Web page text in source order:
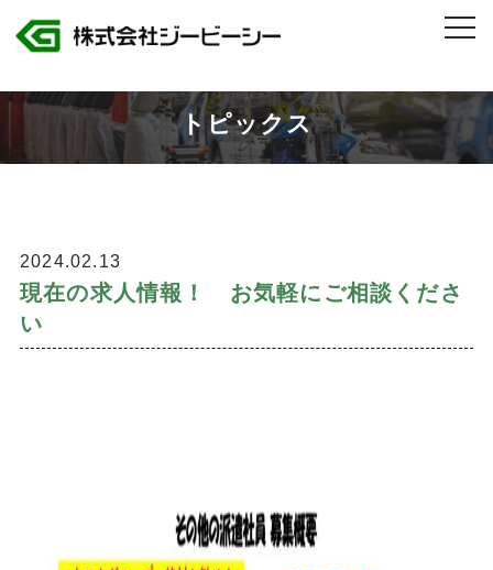
株式会社ジービーシー 岐阜県・愛知県のトヨタグループ製造人材派遣
>現在の求人情報！ お気軽にご相談ください
トピックス
2024.02.13
現在の求人情報！ お気軽にご相談くださ
い